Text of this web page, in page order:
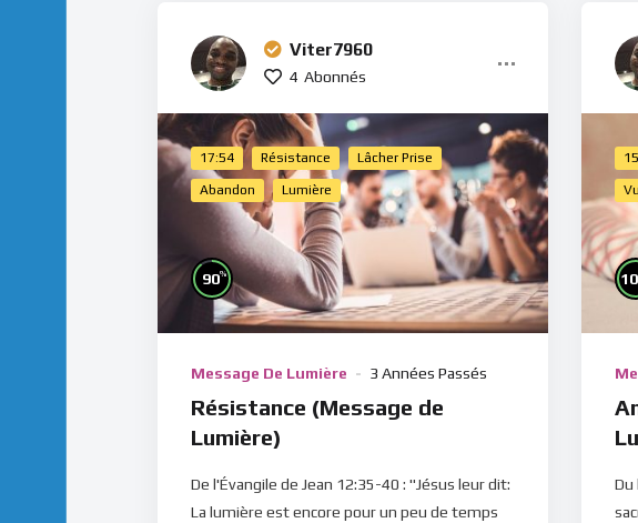
Viter7960
4 Abonnés
17:54 Résistance Lâcher Prise
Abandon Lumière
90%
Message De Lumière 3 Années Passés
Résistance (Message de
Lumière)
De l'Évangile de Jean 12:35-40 : "Jésus leur dit:
La lumière est encore pour un peu de temps
Du